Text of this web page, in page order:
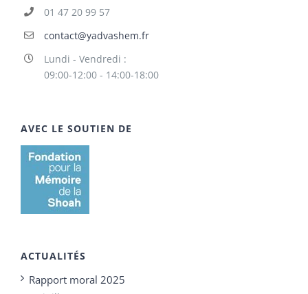
01 47 20 99 57
contact@yadvashem.fr
Lundi - Vendredi :
09:00-12:00 - 14:00-18:00
AVEC LE SOUTIEN DE
ACTUALITÉS
Rapport moral 2025